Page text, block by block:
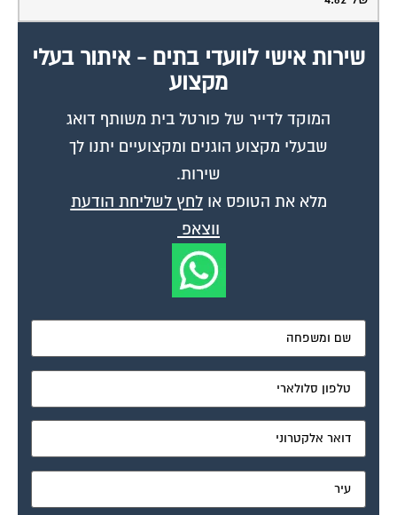
מקצוע
המוקד לדייר של פורטל בית משותף דואג
שבעלי מקצוע הוגנים ומקצועיים יתנו לך
שירות.
מלא את הטופס אולחץ לשליחת הודעת
ווצאפ